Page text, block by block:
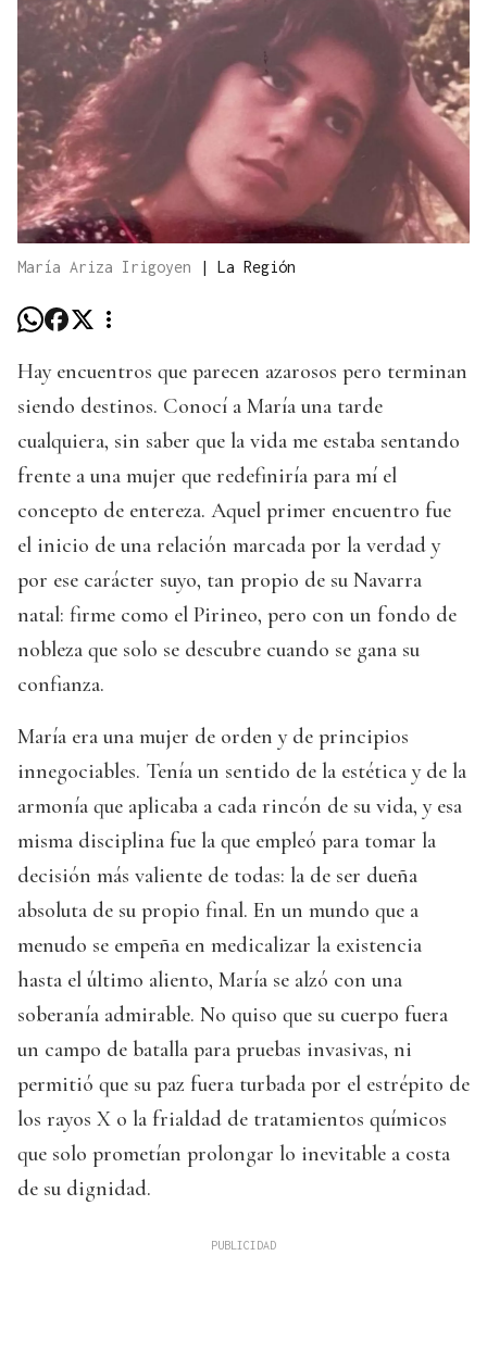
María Ariza Irigoyen | La Región
Hay encuentros que parecen azarosos pero terminan
siendo destinos. Conocí a María una tarde
cualquiera, sin saber que la vida me estaba sentando
frente a una mujer que redefiniría para mí el
concepto de entereza. Aquel primer encuentro fue
el inicio de una relación marcada por la verdad y
por ese carácter suyo, tan propio de su Navarra
natal: firme como el Pirineo, pero con un fondo de
nobleza que solo se descubre cuando se gana su
confianza.
María era una mujer de orden y de principios
innegociables. Tenía un sentido de la estética y de la
armonía que aplicaba a cada rincón de su vida, y esa
misma disciplina fue la que empleó para tomar la
decisión más valiente de todas: la de ser dueña
absoluta de su propio final. En un mundo que a
menudo se empeña en medicalizar la existencia
hasta el último aliento, María se alzó con una
soberanía admirable. No quiso que su cuerpo fuera
un campo de batalla para pruebas invasivas, ni
permitió que su paz fuera turbada por el estrépito de
los rayos X o la frialdad de tratamientos químicos
que solo prometían prolongar lo inevitable a costa
de su dignidad.